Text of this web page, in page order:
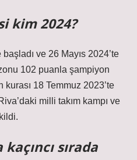
kim 2024?
ve 26 Mayıs 2024’te
102 puanla şampiyon
kurası 18 Temmuz 2023’te
milli takım kampı ve
sırada